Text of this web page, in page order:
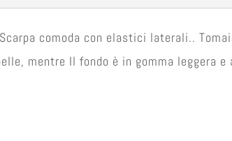
comoda con elastici laterali..
mentre Il fondo è in gomma leggera e